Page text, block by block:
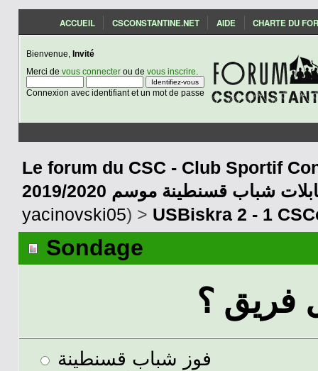
ACCUEIL CSCONSTANTINE.NET AIDE CHARTE DU
Bienvenue, Invité
Merci de vous connecterou de vous inscrire
Connexion avec identifiant et un mot de passe
Le forum du CSC - Club Sportif
2020 مقابلات شباب قسنطينة موسم
yacinovski05) > USBiskra 2 - 1
Sondage
؟
فوز شباب قسنطينة